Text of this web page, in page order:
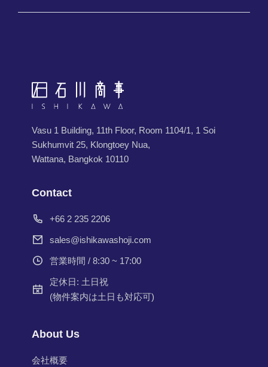
Vasu 1 Building, 11th Floor, Room 1104/1, 1 Soi
Sukhumvit 25, Klongtoey Nua,
Wattana, Bangkok 10110
Contact
+66 2 235 2206
sales@ishikawashoji.com
営業時間 / 8:30 ~ 17:00
定休日: 土日祝
(物件案内は土日も対応可)
About Us
会社概要